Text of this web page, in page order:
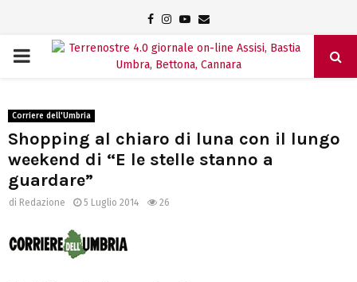
Facebook
Instagram
Youtube
Email
PRIMARY
Corriere dell'Umbria
Shopping al chiaro di luna con il lungo
weekend di “E le stelle stanno a
guardare”
di Redazione 5 Luglio 2014 26